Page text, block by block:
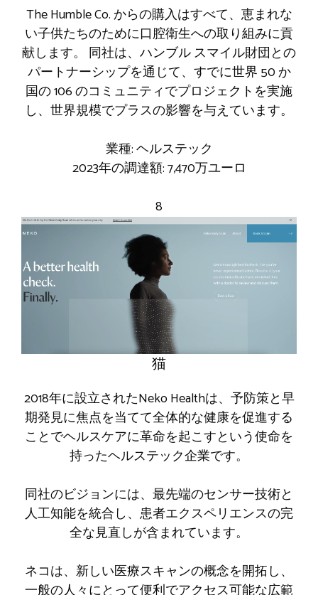
The Humble Co. からの購入はすべて、恵まれな
い子供たちのために口腔衛生への取り組みに貢
献します。 同社は、ハンブル スマイル財団との
パートナーシップを通じて、すでに世界 50 か
国の 106 のコミュニティでプロジェクトを実施
し、世界規模でプラスの影響を与えています。
業種: ヘルステック
2023年の調達額: 7,470万ユーロ
8
猫
2018年に設立されたNeko Healthは、予防策と早
期発見に焦点を当てて全体的な健康を促進する
ことでヘルスケアに革命を起こすという使命を
持ったヘルステック企業です。
同社のビジョンには、最先端のセンサー技術と
人工知能を統合し、患者エクスペリエンスの完
全な見直しが含まれています。
ネコは、新しい医療スキャンの概念を開拓し、